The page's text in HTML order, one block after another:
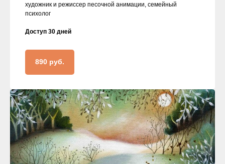
художник и режиссер песочной анимации, семейный
психолог
Доступ 30 дней
890 руб.